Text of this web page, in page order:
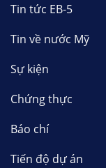
Tin tức EB-5
Tin về nước Mỹ
Sự kiện
Chứng thực
Báo chí
Tiến độ dự án